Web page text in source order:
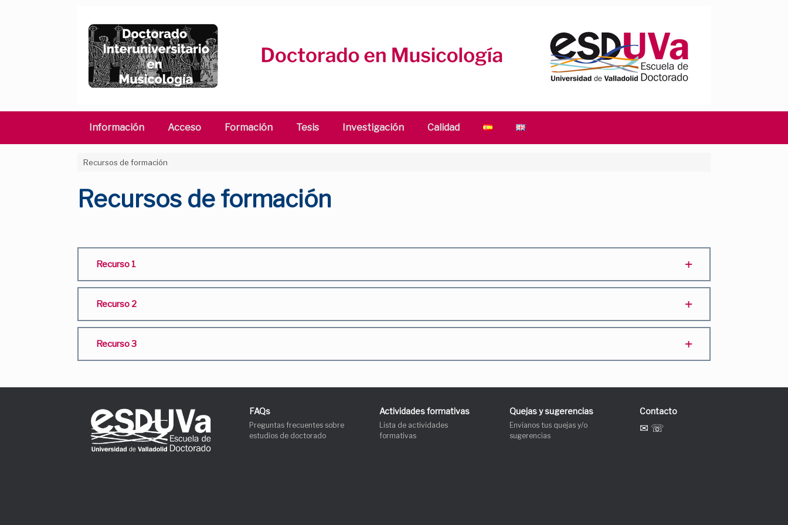
Información Acceso Formación Tesis Investigación Calidad
Recursos de formación
Recursos de formación
Recurso 1
Recurso 2
Recurso 3
FAQs
Preguntas frecuentes sobre
estudios de doctorado
Actividades formativas
Lista de actividades
formativas
Quejas y sugerencias
Envíanos tus quejas y/o
sugerencias
Contacto
✉ ☏